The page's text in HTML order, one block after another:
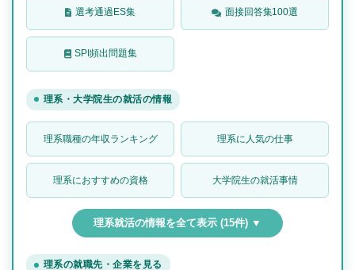
選考通過ES集 面接回答集100選
SPI頻出問題集
理系・大学院生の就活の情報
理系職種の年収ランキング 理系に人気の仕事
理系におすすめの資格 大学院生の就活事情
理系就活の情報を全て表示 (15件) ▼
理系の就職先・企業を見る